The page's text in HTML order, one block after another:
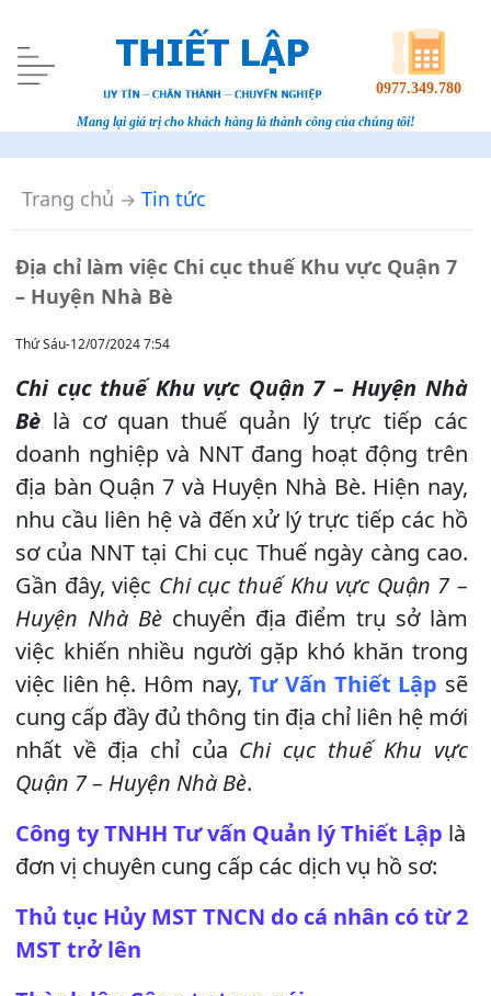
0977.349.780
Mang lại giá trị cho khách hàng là thành công của chúng tôi!
Trang chủ → Tin tức
Địa chỉ làm việc Chi cục thuế Khu vực Quận 7
– Huyện Nhà Bè
Thứ Sáu-12/07/2024 7:54
Chi cục thuế Khu vực Quận 7 – Huyện Nhà
Bè là cơ quan thuế quản lý trực tiếp các
doanh nghiệp và NNT đang hoạt động trên
địa bàn Quận 7 và Huyện Nhà Bè. Hiện nay,
nhu cầu liên hệ và đến xử lý trực tiếp các hồ
sơ của NNT tại Chi cục Thuế ngày càng cao.
Gần đây, việc Chi cục thuế Khu vực Quận 7 –
Huyện Nhà Bèchuyển địa điểm trụ sở làm
việc khiến nhiều người gặp khó khăn trong
việc liên hệ. Hôm nay,Tư Vấn Thiết Lập sẽ
cung cấp đầy đủ thông tin địa chỉ liên hệ mới
nhất về địa chỉ của Chi cục thuế Khu vực
Quận 7 – Huyện Nhà Bè.
Công ty TNHH Tư vấn Quản lý Thiết Lập là
đơn vị chuyên cung cấp các dịch vụ hồ sơ:
Thủ tục Hủy MST TNCN do cá nhân có từ 2
MST trở lên